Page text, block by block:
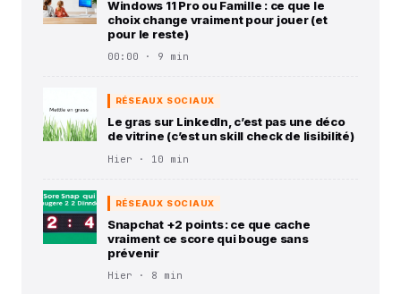
Windows 11 Pro ou Famille : ce que le
choix change vraiment pour jouer (et
pour le reste)
00:00 · 9 min
RÉSEAUX SOCIAUX
Le gras sur LinkedIn, c’est pas une déco
de vitrine (c’est un skill check de lisibilité)
Hier · 10 min
RÉSEAUX SOCIAUX
Snapchat +2 points : ce que cache
vraiment ce score qui bouge sans
prévenir
Hier · 8 min